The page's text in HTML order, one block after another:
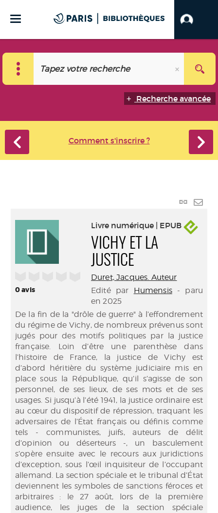
Recherche avancée
Comment s'inscrire ?
Lien
0avis
Livre numérique | EPUB
VICHY ET LA
JUSTICE
Duret, Jacques. Auteur
Edité par Humensis- paru
en 2025
De la fin de la "drôle de guerre" à l’effondrement
du régime de Vichy, de nombreux prévenus sont
jugés pour des motifs politiques par la justice
française. Loin d’être une parenthèse dans
l’histoire de France, la justice de Vichy est
d’abord héritière du système judiciaire mis en
place sous la République, qu’il s’agisse de son
personnel, de ses lieux, de ses mots et de ses
usages. Si jusqu’à l’été 1941, la justice ordinaire est
au cœur du dispositif de répression, traquant les
adversaires de l’État français ou définis comme
tels - communistes, juifs, auteurs de délit
d’opinion ou déserteurs -, un basculement
s’opère ensuite avec le recours aux juridictions
d’exception, sous l’œil inquisiteur de l’occupant
allemand. La section spéciale et le tribunal d’État
deviennent les symboles de sanctions féroces et
arbitraires : le 27 août, lors de la première
audience, les juges de la section spéciale